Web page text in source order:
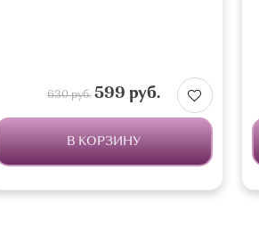
630 руб.599 руб.
В КОРЗИНУ